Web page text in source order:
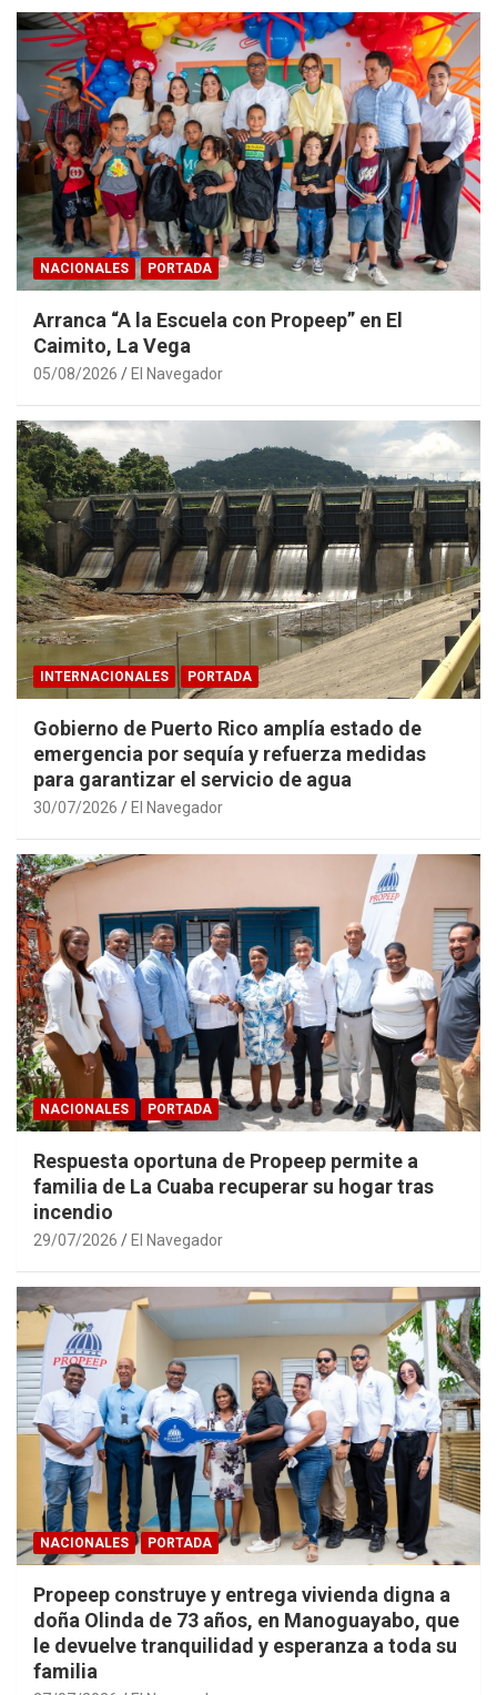
NACIONALES PORTADA
Arranca “A la Escuela con Propeep” en El
Caimito, La Vega
05/08/2026 El Navegador
INTERNACIONALES PORTADA
Gobierno de Puerto Rico amplía estado de
emergencia por sequía y refuerza medidas
para garantizar el servicio de agua
30/07/2026 El Navegador
NACIONALES PORTADA
Respuesta oportuna de Propeep permite a
familia de La Cuaba recuperar su hogar tras
incendio
29/07/2026 El Navegador
NACIONALES PORTADA
Propeep construye y entrega vivienda digna a
doña Olinda de 73 años, en Manoguayabo, que
le devuelve tranquilidad y esperanza a toda su
familia